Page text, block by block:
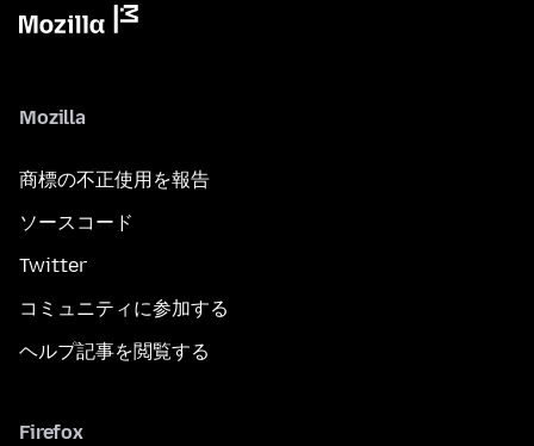
Mozilla
商標の不正使用を報告
ソースコード
Twitter
コミュニティに参加する
ヘルプ記事を閲覧する
Firefox